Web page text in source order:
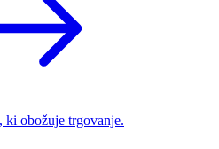
ki obožuje trgovanje.